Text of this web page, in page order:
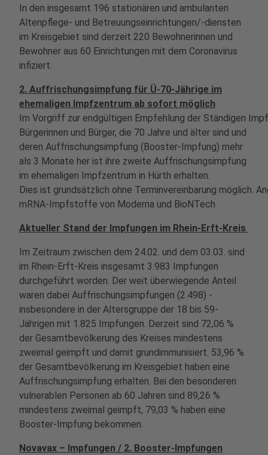
In den insgesamt 196 stationären und ambulanten
Altenpflege- und Betreuungseinrichtungen/-diensten
im Kreisgebiet sind derzeit 220 Bewohnerinnen und
Bewohner aus 60 Einrichtungen mit dem Coronavirus
infiziert.
2. Auffrischungsimpfung für Ü-70-Jährige im
ehemaligen Impfzentrum ab sofort möglich
Im Vorgriff zur endgültigen Empfehlung der Ständigen
Bürgerinnen und Bürger, die 70 Jahre und älter sind und
deren Auffrischungsimpfung (Booster-Impfung) mehr
als 3 Monate her ist ihre zweite Auffrischungsimpfung
im ehemaligen Impfzentrum in Hürth erhalten.
Dies ist grundsätzlich ohne Terminvereinbarung möglich.
mRNA-Impfstoffe von Moderna und BioNTech
Aktueller Stand der Impfungen im Rhein-Erft-Kreis
Im Zeitraum zwischen dem 24.02. und dem 03.03. sind
im Rhein-Erft-Kreis insgesamt 3.983 Impfungen
durchgeführt worden. Der weit überwiegende Anteil
waren dabei Auffrischungsimpfungen (2.498) -
insbesondere in der Altersgruppe der 18 bis 59-
Jährigen mit 1.825 Impfungen. Derzeit sind 72,06 %
der Gesamtbevölkerung des Kreises mindestens
zweimal geimpft und damit grundimmunisiert. 53,96 %
der Gesamtbevölkerung im Kreisgebiet haben eine
Auffrischungsimpfung erhalten. Bei den besonderen
vulnerablen Personen ab 60 Jahren sind 89,26 %
mindestens zweimal geimpft, 79,03 % haben eine
Booster-Impfung bekommen.
Novavax – Impfungen / 2. Booster-Impfungen